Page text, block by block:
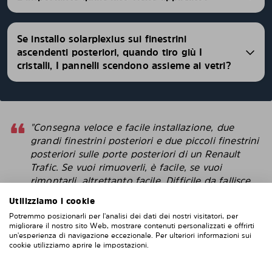
Se installo solarplexius sui finestrini
ascendenti posteriori, quando tiro giù I
cristalli, I pannelli scendono assieme ai vetri?
"Consegna veloce e facile installazione, due
grandi finestrini posteriori e due piccoli finestrini
posteriori sulle porte posteriori di un Renault
Trafic. Se vuoi rimuoverli, è facile, se vuoi
rimontarli, altrettanto facile. Difficile da fallisce
più intelligenti delle pellicole protettive che
attacchi direttamente alla finestra. "
Robert
Utilizziamo i cookie
Potremmo posizionarli per l'analisi dei dati dei nostri visitatori, per
migliorare il nostro sito Web, mostrare contenuti personalizzati e offrirti
un'esperienza di navigazione eccezionale. Per ulteriori informazioni sui
cookie utilizziamo aprire le impostazioni.